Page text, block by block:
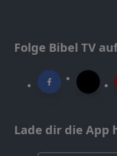
Folge Bibel TV
Lade dir die App